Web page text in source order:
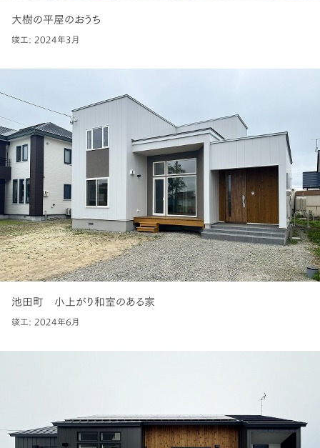
大樹の平屋のおうち
竣工: 2024年3月
池田町 小上がり和室のある家
竣工: 2024年6月